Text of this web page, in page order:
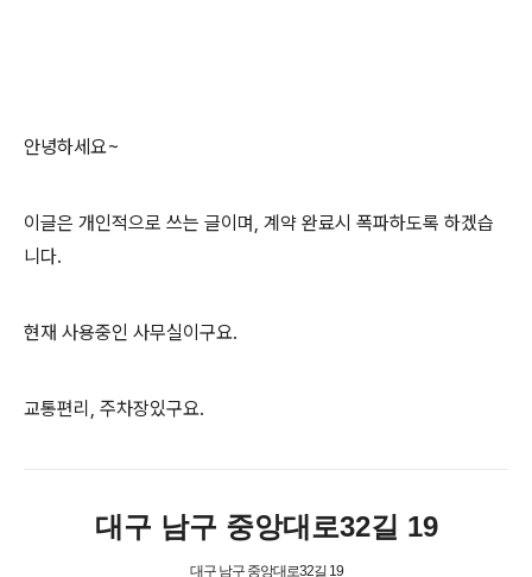
안녕하세요~
이글은 개인적으로 쓰는 글이며, 계약 완료시 폭파하도록 하겠습
니다.
현재 사용중인 사무실이구요.
교통편리, 주차장있구요.